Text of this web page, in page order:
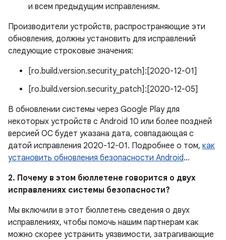
и всем предыдущим исправлениям.
Производители устройств, распространяющие эти
обновления, должны установить для исправлений
следующие строковые значения:
[ro.build.version.security_patch]:[2020-12-01]
[ro.build.version.security_patch]:[2020-12-05]
В обновлении системы через Google Play для
некоторых устройств с Android 10 или более поздней
версией ОС будет указана дата, совпадающая с
датой исправления 2020-12-01. Подробнее о том, как
установить обновления безопасности Android…
2. Почему в этом бюллетене говорится о двух
исправлениях системы безопасности?
Мы включили в этот бюллетень сведения о двух
исправлениях, чтобы помочь нашим партнерам как
можно скорее устранить уязвимости, затрагивающие